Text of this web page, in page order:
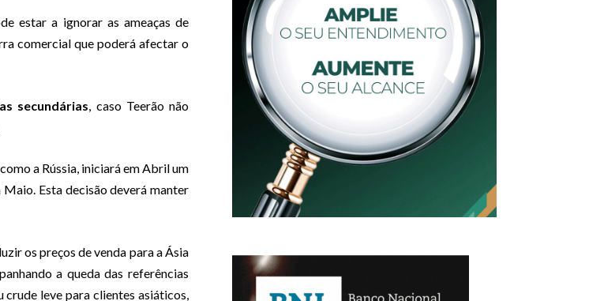
estar a ignorar as ameaças de
comercial que poderá afectar o
secundárias, caso Teerão não
a Rússia, iniciará em Abril um
Esta decisão deverá manter
os preços de venda para a Ásia
a queda das referências
crude leve para clientes asiáticos,